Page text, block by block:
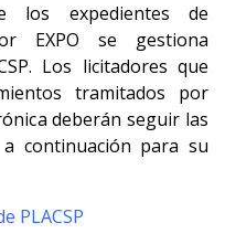
los expedientes de
EXPO se gestiona
Los licitadores que
tramitados por
deberán seguir las
continuación para su
PLACSP